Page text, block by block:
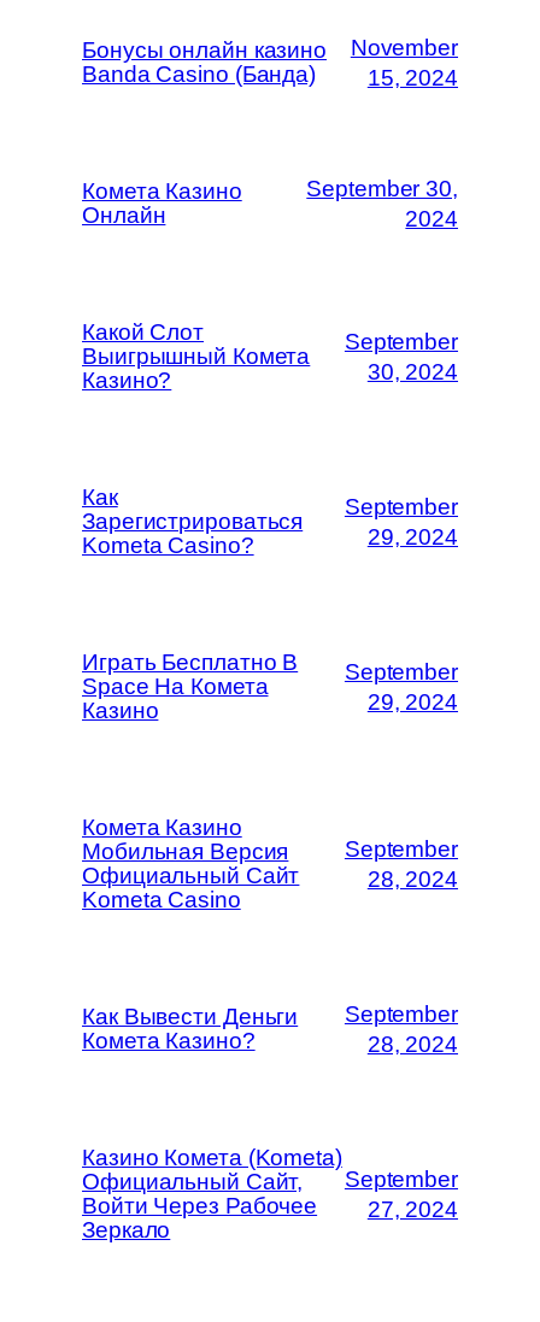
Бонусы онлайн казино
Banda Casino (Банда)
November
15, 2024
Комета Казино
Онлайн
September 30,
2024
Какой Слот
Выигрышный Комета
Казино?
September
30, 2024
Как
Зарегистрироваться
Kometa Casino?
September
29, 2024
Играть Бесплатно В
Space На Комета
Казино
September
29, 2024
Комета Казино
Мобильная Версия
Официальный Сайт
Kometa Casino
September
28, 2024
Как Вывести Деньги
Комета Казино?
September
28, 2024
Казино Комета (Kometa)
Официальный Сайт,
Войти Через Рабочее
Зеркало
September
27, 2024